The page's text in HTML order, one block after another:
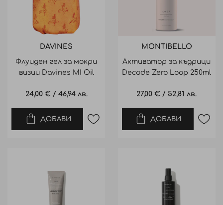
DAVINES
Флуиден гел за мокри
визии Davines MI Oil
24,00 € / 46,94 лв.
ДОБАВИ
MONTIBELLO
Активатор за къдрици
Decode Zero Loop 250ml
27,00 € / 52,81 лв.
ДОБАВИ